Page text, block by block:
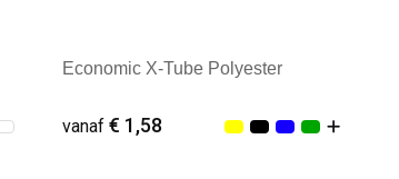
Economic X-Tube Polyester
vanaf€ 1,58